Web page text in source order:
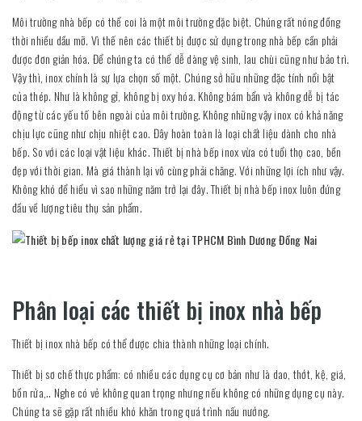
Môi trường nhà bếp có thể coi là một môi trường đặc biệt. Chúng rất nóng đồng
thời nhiều dầu mỡ. Vì thế nên các thiết bị được sử dụng trong nhà bếp cần phải
được đơn giản hóa. Để chúng ta có thể dễ dàng vệ sinh, lau chùi cũng như bảo trì.
Vậy thì, inox chính là sự lựa chọn số một. Chúng sở hữu những đặc tính nổi bật
của thép. Như là không gỉ, không bị oxy hóa. Không bám bẩn và không dễ bị tác
động từ các yếu tố bên ngoài của môi trường. Không những vậy inox có khả năng
chịu lực cũng như chịu nhiệt cao. Đây hoàn toàn là loại chất liệu dành cho nhà
bếp. So với các loại vật liệu khác. Thiết bị nhà bếp inox vừa có tuổi thọ cao, bền
đẹp với thời gian. Mà giá thành lại vô cùng phải chăng. Với những lợi ích như vậy.
Không khó để hiểu vì sao những năm trở lại đây. Thiết bị nhà bếp inox luôn đứng
đầu về lượng tiêu thụ sản phẩm.
Phân loại các thiết bị inox nhà bếp
Thiết bị inox nhà bếp có thể được chia thành những loại chính.
Thiết bị sơ chế thực phẩm: có nhiều các dụng cụ cơ bản như là dao, thớt, kệ, giá,
bồn rửa,.. Nghe có vẻ không quan trọng nhưng nếu không có những dụng cụ này.
Chúng ta sẽ gặp rất nhiều khó khăn trong quá trình nấu nướng.